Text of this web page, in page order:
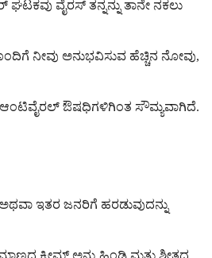
ವೈರಸ್ ತನ್ನನ್ನು ತಾನೇ ನಕಲು
ನೀವು ಅನುಭವಿಸುವ ಹೆಚ್ಚಿನ ನೋವು,
ಆಂಟಿವೈರಲ್ ಔಷಧಿಗಳಿಗಿಂತ ಸೌಮ್ಯವಾಗಿದೆ.
ಇತರ ಜನರಿಗೆ ಹರಡುವುದನ್ನು